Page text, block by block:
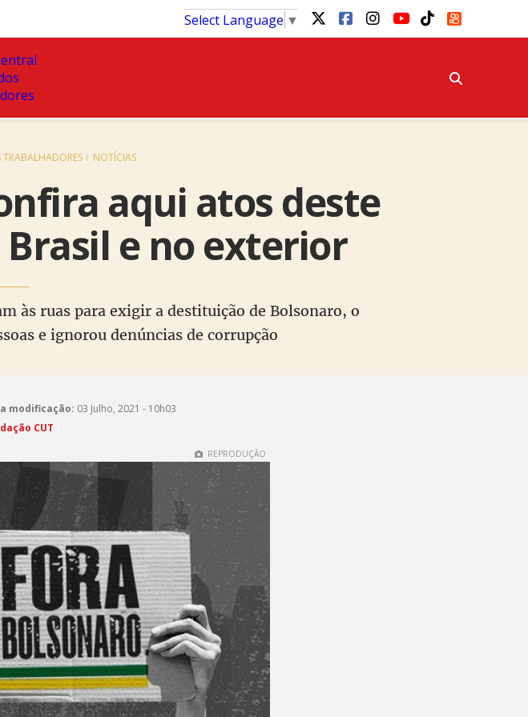
Select Language ▼
NOTÍCIAS
aqui atos deste
e no exterior
às ruas para exigir a destituição de Bolsonaro, o
e ignorou denúncias de corrupção
modificação: 03 Julho, 2021 - 10h03
CUT
REPRODUÇÃO